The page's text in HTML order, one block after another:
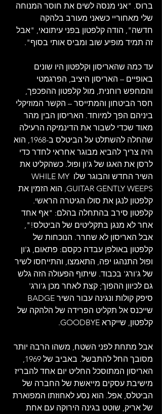
ברוס. "אני מנסה לשים את חוסר המנוחה
שלי מאחוריי כשאני מעורב בלהקה
חדשה", הודה קלפטון בפני עיתונאי, "אבל
זה תמיד מופיע שוב ומביס אותי בסוף".
עד כמה שהאריסון וקלפטון היו שונים
באופיים – האריסון היציב, הפרגמטי
והמחפש רוחנית, מול קלפטון ההפכפך,
חסר הביטחון והמתייסר – הקשר המוזיקלי
ביניהם הפך למיוחד. האריסון הבין מהר
מאוד שכדי לשבור את הדינמיקה הרעילה
שהחלה להשתלט על הביטלס ב-1968, הוא
היה צריך להביא מבוגר אחראי לחדר כדי
לרסן את האגו של ג'ון ופול. כשהקליט את
השיר החדש והבוגר שלו WHILE MY
GUITAR GENTLY WEEPS, הוא הזמין את
קלפטון לנגן את סולו הגיטרה הראשי.
קלפטון סירב בהתחלה בהלם: "אף אחד
אחר לא מנגן בתקליטים של הביטלס!",
אבל האריסון לא שחרר. הנוכחות של
קלפטון באולפן עבדה כקסם: פתאום, ג'ון
ופול התנהגו יפה, התאמצו, והתייחסו לשיר
של ג'ורג' בכבוד. שיתוף הפעולה הזה גלש
גם לכיוון ההפוך; קצת לאחר מכן ג'ורג'
שייכנס אל תקליט הפרידה של הלהקה של
קלפטון, שייקרא GOODBYE.
אבל מתחת לפני השטח, משהו הרבה יותר
האריסון המתוסכל החליט יום אחד להבריז
מישיבת עסקים מייאשת של החברה של
הביטלס, אפל. הוא נסע לאחוזתו המפוארת
של אריק, שוטט בגינה הירוקה עם אחת